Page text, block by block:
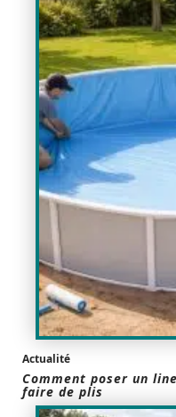
Actualité
Comment poser un
faire de plis